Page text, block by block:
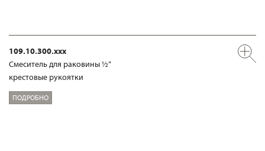
109.10.300.xxx
Смеситель для раковины ½“
крестовые рукоятки
ПОДРОБНО